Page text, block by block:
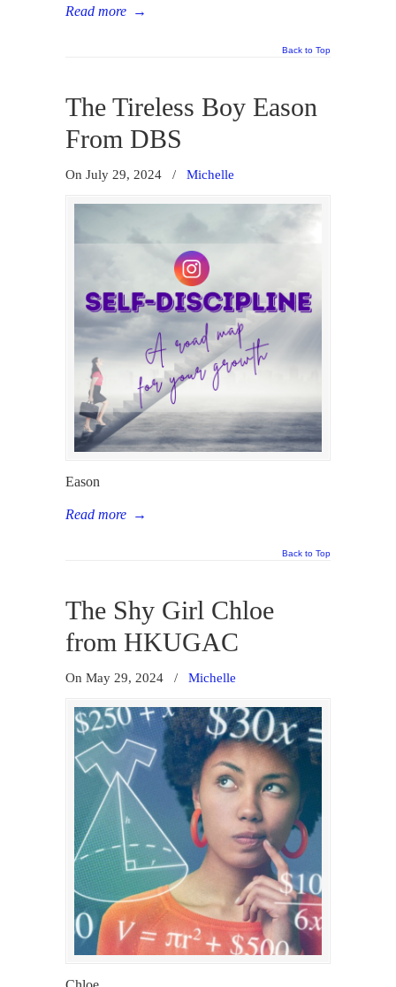
Read more →
Back to Top
The Tireless Boy Eason
From DBS
On July 29, 2024 / Michelle
Eason
Read more →
Back to Top
The Shy Girl Chloe
from HKUGAC
On May 29, 2024 / Michelle